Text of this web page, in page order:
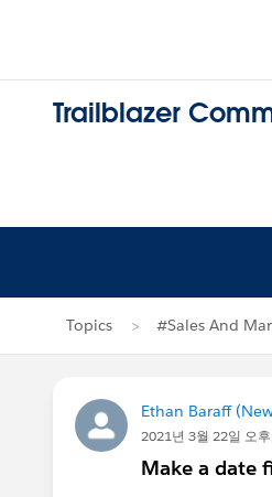
Trailblazer
Topics #Sales And
Ethan Baraff
2021년 3월 22일 오
Make a date